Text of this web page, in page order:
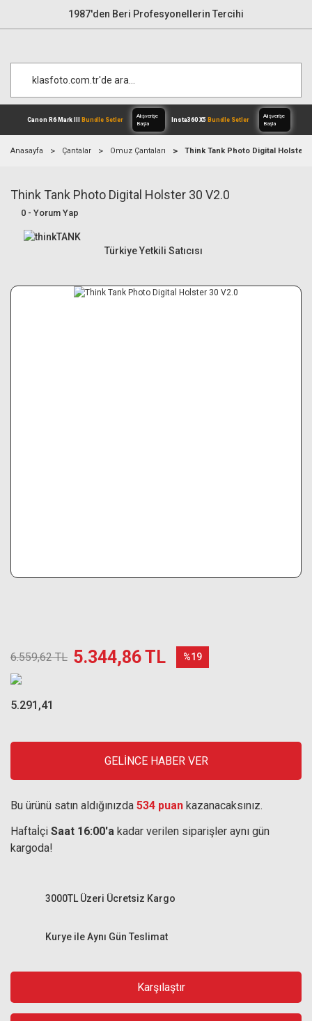
1987'den Beri Profesyonellerin Tercihi
Canon R6 Mark IIIBundle Setler
Alışverişe
Anasayfa Çantalar Omuz Çantaları Think Tank Photo Digital Holster
Think Tank Photo Digital Holster 30 V2.0
0 - Yorum Yap
Türkiye Yetkili Satıcısı
6.559,62 TL 5.344,86 TL %19
5.291,41
GELİNCE HABER VER
Bu ürünü satın aldığınızda 534 puan kazanacaksınız.
Haftaİçi Saat 16:00'a kadar verilen siparişler aynı gün
kargoda!
Kurye ile Aynı Gün Teslimat
3000TL Üzeri Ücretsiz Kargo
Karşılaştır